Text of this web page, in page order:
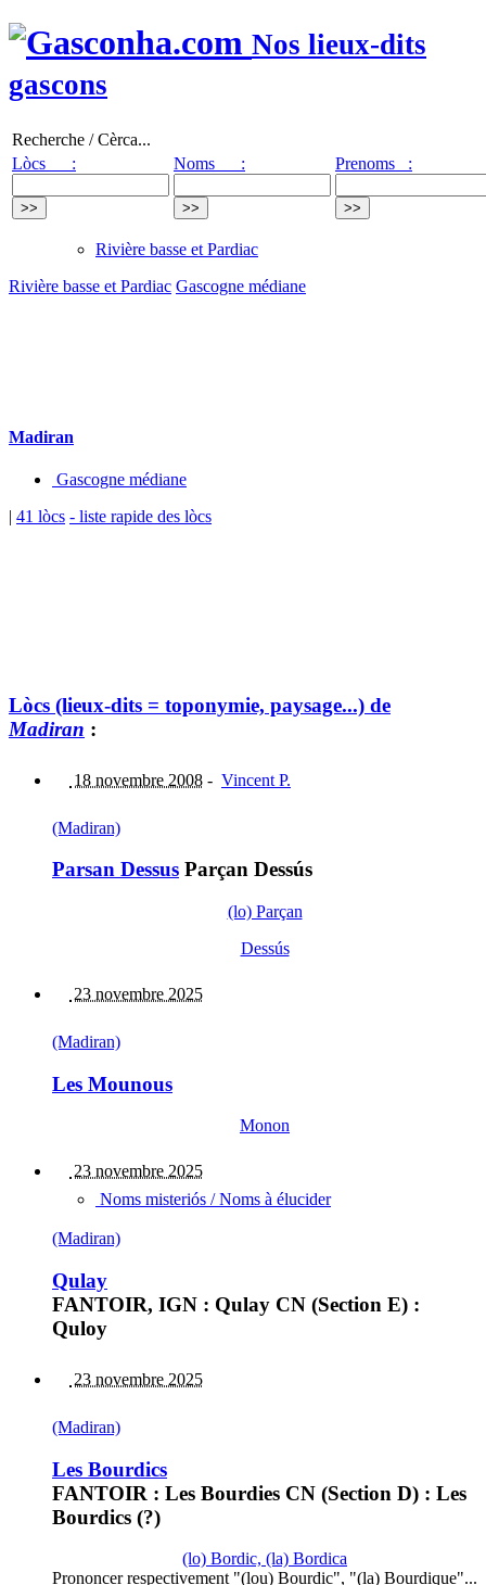
Nos lieux-dits
gascons
Recherche / Cèrca...
Lòcs :
Noms : Prenoms :
Rivière basse et Pardiac
Rivière basse et Pardiac Gascogne médiane
Madiran
Gascogne médiane
| 41 lòcs - liste rapide des lòcs
Lòcs (lieux-dits = toponymie, paysage...) de
Madiran :
18 novembre 2008 - Vincent P.
(Madiran)
Parsan Dessus Parçan Dessús
(lo) Parçan
Dessús
23 novembre 2025
(Madiran)
Les Mounous
Monon
23 novembre 2025
Noms misteriós / Noms à élucider
(Madiran)
Qulay
FANTOIR, IGN : Qulay CN (Section E) :
Quloy
23 novembre 2025
(Madiran)
Les Bourdics
FANTOIR : Les Bourdies CN (Section D) : Les
Bourdics (?)
(lo) Bordic, (la) Bordica
Prononcer respectivement "(lou) Bourdic", "(la) Bourdique"...